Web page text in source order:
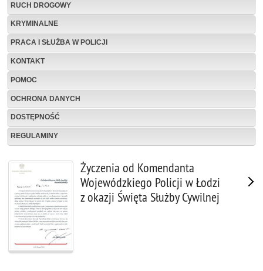
RUCH DROGOWY
KRYMINALNE
PRACA I SŁUŻBA W POLICJI
KONTAKT
POMOC
OCHRONA DANYCH
DOSTĘPNOŚĆ
REGULAMINY
Życzenia od Komendanta
Wojewódzkiego Policji w Łodzi
z okazji Święta Służby Cywilnej